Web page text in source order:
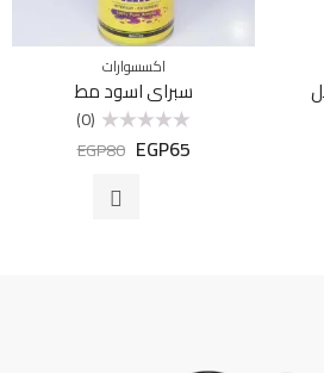
اكسسوارات
سبراي اسود مط
التقييم
(0)
EGP65
EGP80